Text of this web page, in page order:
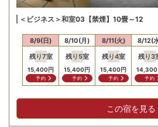
＜ビジネス＞和室03【禁煙】10畳～12
8/9(日)
残り7室
15,400円
予約
8/10(月)
残り 5室
15,400円
予約
8/11(火)
残り4室
15,400円
予約
8/12(
残り3
14,300
予約
この宿を見る